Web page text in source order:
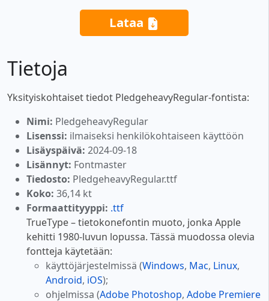
Lataa
Tietoja
Yksityiskohtaiset tiedot PledgeheavyRegular-fontista:
Nimi: PledgeheavyRegular
Lisenssi: ilmaiseksi henkilökohtaiseen käyttöön
Lisäyspäivä: 2024-09-18
Lisännyt: Fontmaster
Tiedosto: PledgeheavyRegular.ttf
Koko: 36,14 kt
Formaattityyppi: .ttf
TrueType – tietokonefontin muoto, jonka Apple
kehitti 1980-luvun lopussa. Tässä muodossa olevia
fontteja käytetään:
käyttöjärjestelmissä (Windows, Mac, Linux,
Android, iOS);
ohjelmissa (Adobe Photoshop, Adobe Premiere